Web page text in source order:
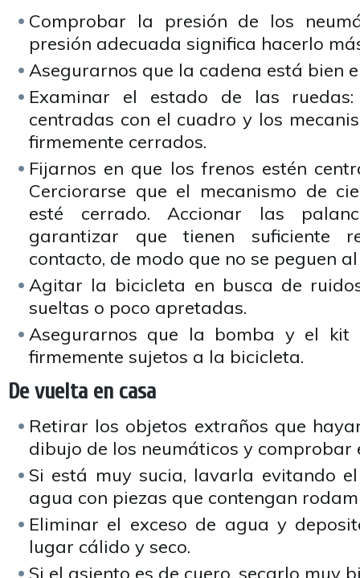
Comprobar la presión de los
presión adecuada significa hacerlo
Asegurarnos que la cadena está bien
Examinar el estado de las
centradas con el cuadro y los
firmemente cerrados.
Fijarnos en que los frenos estén
Cerciorarse que el mecanismo de
esté cerrado. Accionar las
garantizar que tienen suficiente
contacto, de modo que no se peguen
Agitar la bicicleta en busca de
sueltas o poco apretadas.
Asegurarnos que la bomba y el kit
firmemente sujetos a la bicicleta.
De vuelta en casa
Retirar los objetos extraños que
dibujo de los neumáticos y comprobar
Si está muy sucia, lavarla evitando
agua con piezas que contengan
Eliminar el exceso de agua y
lugar cálido y seco.
Si el asiento es de cuero, secarlo muy